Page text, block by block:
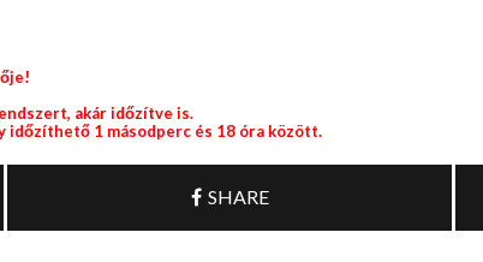
akár időzítve is.
időzíthető 1 másodperc és 18 óra között.
SHARE